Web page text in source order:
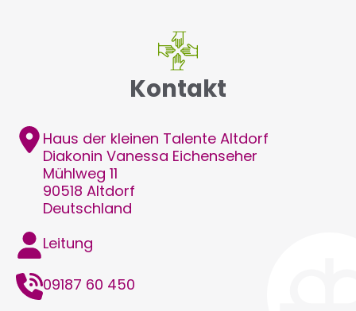
Kontakt
Adresse
Haus der kleinen Talente Altdorf
Diakonin Vanessa Eichenseher
Mühlweg 11
90518 Altdorf
Deutschland
Funktion
Leitung
Telefon09187 60 450